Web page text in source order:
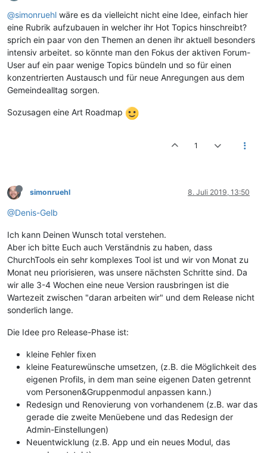
@simonruehl wäre es da vielleicht nicht eine Idee, einfach hier
eine Rubrik aufzubauen in welcher ihr Hot Topics hinschreibt?
sprich ein paar von den Themen an denen ihr aktuell besonders
intensiv arbeitet. so könnte man den Fokus der aktiven Forum-
User auf ein paar wenige Topics bündeln und so für einen
konzentrierten Austausch und für neue Anregungen aus dem
Gemeindealltag sorgen.
Sozusagen eine Art Roadmap
1
simonruehl 8. Juli 2019, 13:50
@Denis-Gelb
Ich kann Deinen Wunsch total verstehen.
Aber ich bitte Euch auch Verständnis zu haben, dass
ChurchTools ein sehr komplexes Tool ist und wir von Monat zu
Monat neu priorisieren, was unsere nächsten Schritte sind. Da
wir alle 3-4 Wochen eine neue Version rausbringen ist die
Wartezeit zwischen "daran arbeiten wir" und dem Release nicht
sonderlich lange.
Die Idee pro Release-Phase ist:
kleine Fehler fixen
kleine Featurewünsche umsetzen, (z.B. die Möglichkeit des
eigenen Profils, in dem man seine eigenen Daten getrennt
vom Personen&Gruppenmodul anpassen kann.)
Redesign und Renovierung von vorhandenem (z.B. war das
gerade die zweite Menüebene und das Redesign der
Admin-Einstellungen)
Neuentwicklung (z.B. App und ein neues Modul, das